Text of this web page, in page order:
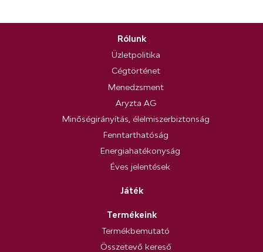
Rólunk
Üzletpolitika
Cégtörténet
Menedzsment
Aryzta AG
Minőségirányítás, élelmiszerbiztonság
Fenntarthatóság
Energiahatékonyság
Éves jelentések
Játék
Termékeink
Termékbemutató
Összetevő kereső